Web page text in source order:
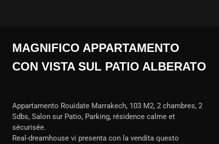
MAGNIFICO APPARTAMENTO
CON VISTA SUL PATIO ALBERATO
Appartamento Rouidate Marrakech, 103 M2, 2 chambres, 2
Sdbs, Salon sur Patio, Parking, résidence calme et
sécurisée.
Real-dreamhouse vi presenta con la vendita questo